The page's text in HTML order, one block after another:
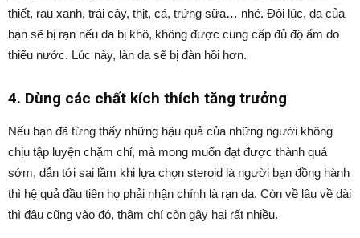
thiết, rau xanh, trái cây, thịt, cá, trứng sữa… nhé. Đôi lúc, da của
bạn sẽ bị rạn nếu da bị khô, không được cung cấp đủ độ ẩm do
thiếu nước. Lúc này, làn da sẽ bị đàn hồi hơn.
4. Dùng các chất kích thích tăng trưởng
Nếu bạn đã từng thấy những hậu quả của những người không
chịu tập luyện chặm chỉ, mà mong muốn đạt được thành quả
sớm, dẫn tới sai lầm khi lựa chọn steroid là người bạn đồng hành
thì hệ quả đầu tiên họ phải nhận chính là rạn da. Còn về lâu về dài
thì đâu cũng vào đó, thậm chí còn gây hại rất nhiều.